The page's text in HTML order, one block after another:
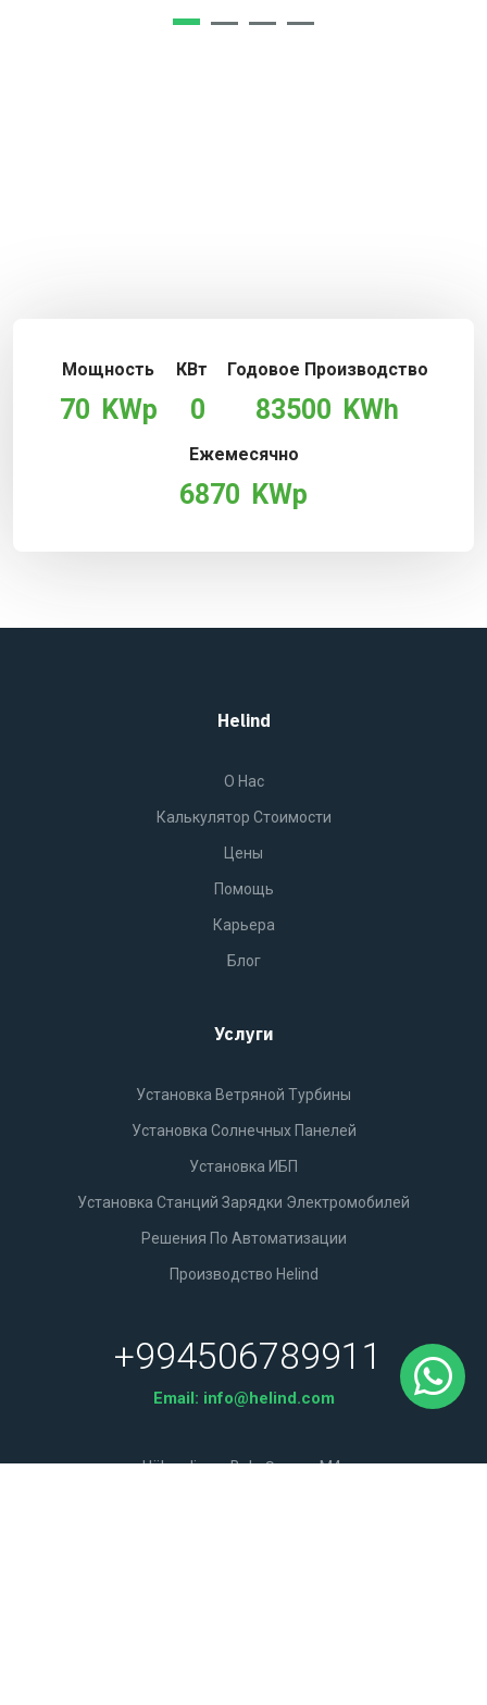
Мощность
70 KWp
КВт
0
Годовое Производство
83500 KWh
Ежемесячно
6870 KWp
Helind
O Нас
Калькулятор Стоимости
Цены
Помощь
Карьера
Блог
Услуги
Установка Ветряной Турбины
Установка Солнечных Панелей
Установка ИБП
Установка Станций Зарядки Электромобилей
Решения По Автоматизации
Производство Helind
+994506789911
Email: info@helind.com
Hökməli qəs. Bakı-Şamaxı M4.